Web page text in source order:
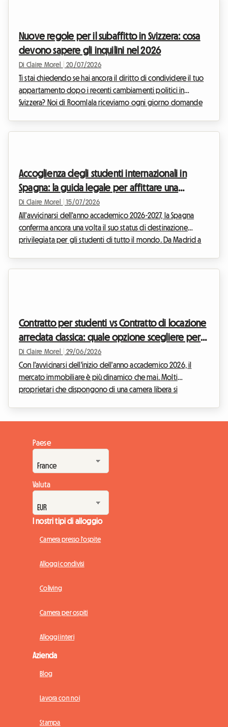
abbiamo decifrato per voi tutte le r...
Nuove regole per il subaffitto in Svizzera: cosa
devono sapere gli inquilini nel 2026
Di Claire Morel 20/07/2026
Ti stai chiedendo se hai ancora il diritto di condividere il tuo
appartamento dopo i recenti cambiamenti politici in
Svizzera? Noi di Roomlala riceviamo ogni giorno domande
mese o proporre una camera arr...
Accoglienza degli studenti internazionali in
Spagna: la guida legale per affittare una
camera per l'inizio dell'anno accademico 2026
Di Claire Morel 15/07/2026
All'avvicinarsi dell'anno accademico 2026-2027, la Spagna
conferma ancora una volta il suo status di destinazione
privilegiata per gli studenti di tutto il mondo. Da Madrid a
Contratto per studenti vs Contratto di locazione
arredata classica: quale opzione scegliere per
affittare la propria camera a inizio anno
accademico 2026?
Di Claire Morel 29/06/2026
Con l'avvicinarsi dell'inizio dell'anno accademico 2026, il
mercato immobiliare è più dinamico che mai. Molti
proprietari che dispongono di una camera libera si
con una domanda cruciale: che tipo di contratto scegliere?
Bisogna optare per uno specifico contratto di locazione per
studenti 2026 o rivolgersi a un classico contratto ...
Paese
Valuta
I nostri tipi di alloggio
Camera presso l'ospite
Alloggi condivisi
Coliving
Camera per ospiti
Alloggi interi
Azienda
Blog
Lavora con noi
Stampa